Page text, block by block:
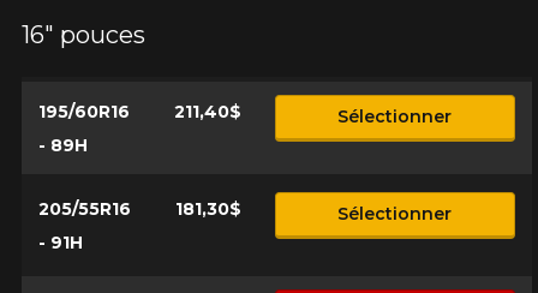
16" pouces
195/60R16
- 89H
211,40$ Sélectionner
205/55R16
- 91H
181,30$ Sélectionner